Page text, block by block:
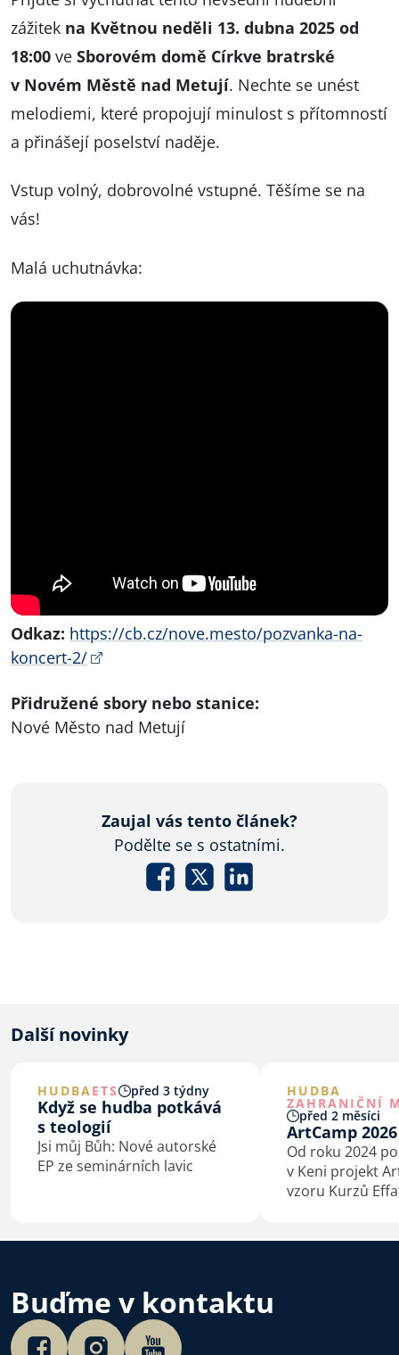
zážitek na Květnou neděli 13. dubna 2025 od
18:00 ve Sborovém domě Církve bratrské
v Novém Městě nad Metují. Nechte se unést
melodiemi, které propojují minulost s přítomností
a přinášejí poselství naděje.
Vstup volný, dobrovolné vstupné. Těšíme se na
vás!
Malá uchutnávka:
Odkaz: https://cb.cz/nove.mesto/pozvanka-na-
koncert-2/
Přidružené sbory nebo stanice:
Nové Město nad Metují
Zaujal vás tento článek?
Podělte se s ostatními.
Další novinky
HUDBAETS před 3 týdny
Když se hudba potkává
s teologií
Jsi můj Bůh: Nové autorské
EP ze seminárních lavic
HUDBA
ZAHRANIČNÍ
před 2 měsíci
ArtCamp 2026
Od roku 2024
v Keni projekt
vzoru Kurzů
Buďme v kontaktu